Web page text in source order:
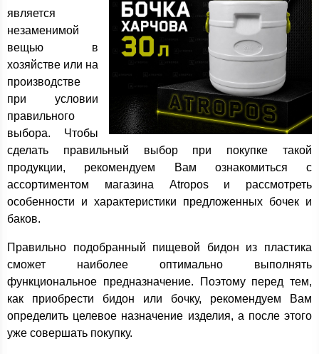
является
незаменимой
вещью в
хозяйстве или на
производстве
при условии
правильного
выбора. Чтобы
сделать правильный выбор при покупке такой
продукции, рекомендуем Вам ознакомиться с
ассортиментом магазина Atropos и рассмотреть
особенности и характеристики предложенных бочек и
баков.
Правильно подобранный пищевой бидон из пластика
сможет наиболее оптимально выполнять
функциональное предназначение. Поэтому перед тем,
как приобрести бидон или бочку, рекомендуем Вам
определить целевое назначение изделия, а после этого
уже совершать покупку.